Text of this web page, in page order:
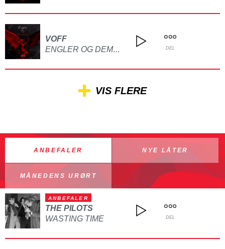
VOFF
ENGLER OG DEMONER DEL
VIS FLERE
ANBEFALER NYE LÅTER
MÅNEDENS URØRT
ANBEFALER
THE PILOTS
WASTING TIME
DEL